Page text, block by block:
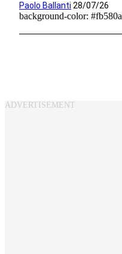
Paolo Ballanti 28/07/26
background-color: